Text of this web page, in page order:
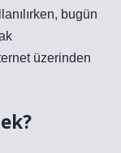
bugün
üzerinden